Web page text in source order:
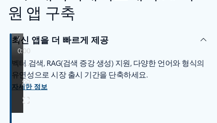
원 앱 구축
최신 앱을 더 빠르게 제공
벡터 검색, RAG(검색 증강 생성) 지원, 다양한 언어와 형식의
유연성으로 시장 출시 기간을 단축하세요.
자세한 정보